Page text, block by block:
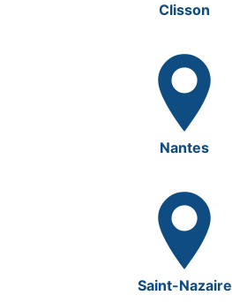
Clisson
Nantes
Saint-Nazaire